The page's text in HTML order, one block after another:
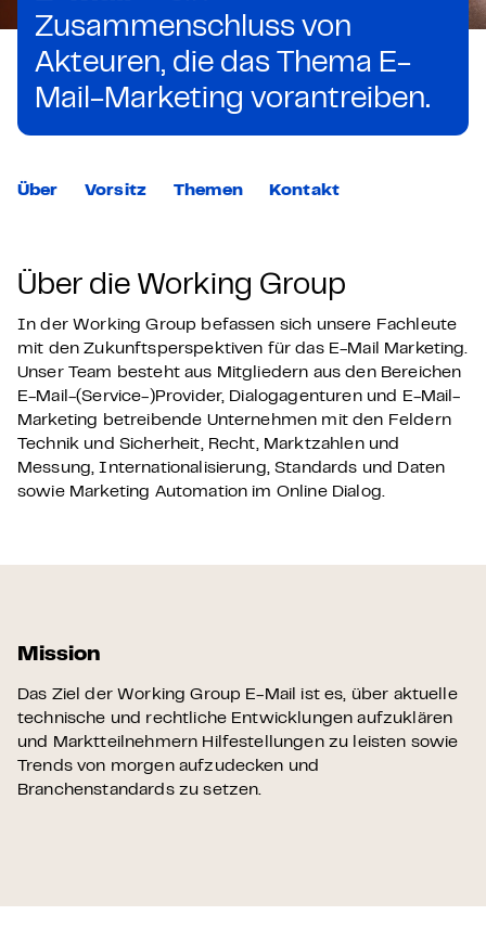
Zusammenschluss von
Akteuren, die das Thema E-
Mail-Marketing vorantreiben.
Über Vorsitz Themen Kontakt
Über die Working Group
In der Working Group befassen sich unsere Fachleute
mit den Zukunftsperspektiven für das E-Mail Marketing.
Unser Team besteht aus Mitgliedern aus den Bereichen
E-Mail-(Service-)Provider, Dialogagenturen und E-Mail-
Marketing betreibende Unternehmen mit den Feldern
Technik und Sicherheit, Recht, Marktzahlen und
Messung, Internationalisierung, Standards und Daten
sowie Marketing Automation im Online Dialog.
Mission
Das Ziel der Working Group E-Mail
ist es, über aktuelle
technische und rechtliche Entwicklungen aufzuklären
und Marktteilnehmern Hilfestellungen zu leisten sowie
Trends von morgen aufzudecken und
Branchenstandards zu setzen.